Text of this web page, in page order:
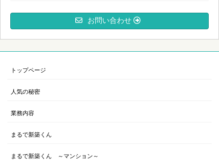
お問い合わせ
トップページ
人気の秘密
業務内容
まるで新築くん
まるで新築くん ～マンション～